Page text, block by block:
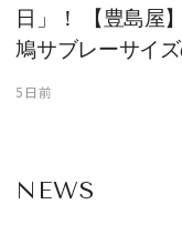
日」！ 【豊島屋
鳩サブレーサイ
ーチ「はとっこ
5日前
NEWS